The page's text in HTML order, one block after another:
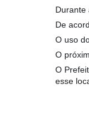
Durante
De
O uso
O
O
esse